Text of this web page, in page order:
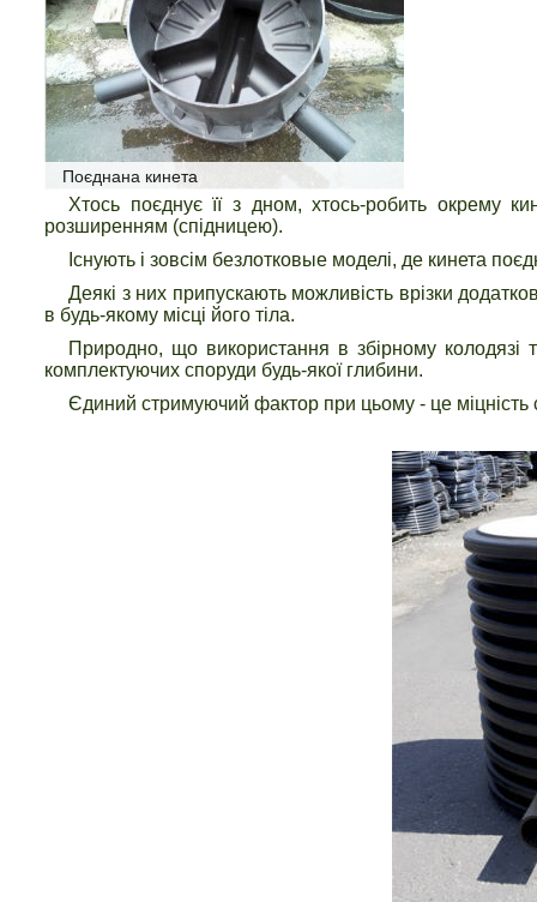
Поєднана кинета
Хтось поєднує її з дном, хтось-робить окрему
розширенням (спідницею).
Існують і зовсім безлотковые моделі, де кинета
Деякі з них припускають можливість врізки
в будь-якому місці його тіла.
Природно, що використання в збірному колодязі
комплектуючих споруди будь-якої глибини.
Єдиний стримуючий фактор при цьому - це міцність